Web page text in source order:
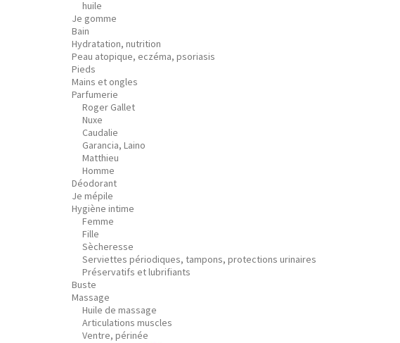
huile
Je gomme
Bain
Hydratation, nutrition
Peau atopique, eczéma, psoriasis
Pieds
Mains et ongles
Parfumerie
Roger Gallet
Nuxe
Caudalie
Garancia, Laino
Matthieu
Homme
Déodorant
Je mépile
Hygiène intime
Femme
Fille
Sècheresse
Serviettes périodiques, tampons, protections urinaires
Préservatifs et lubrifiants
Buste
Massage
Huile de massage
Articulations muscles
Ventre, périnée